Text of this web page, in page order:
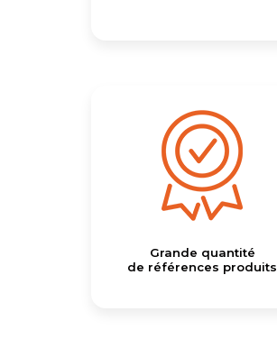
Grande quantité
de références produits